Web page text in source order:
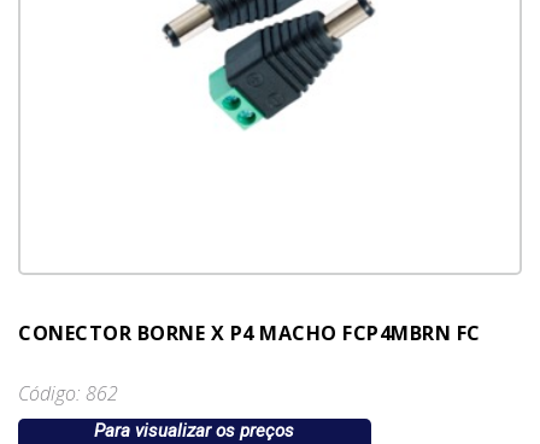
CONECTOR BORNE X P4 MACHO FCP4MBRN FC
Código: 862
Para visualizar os preços